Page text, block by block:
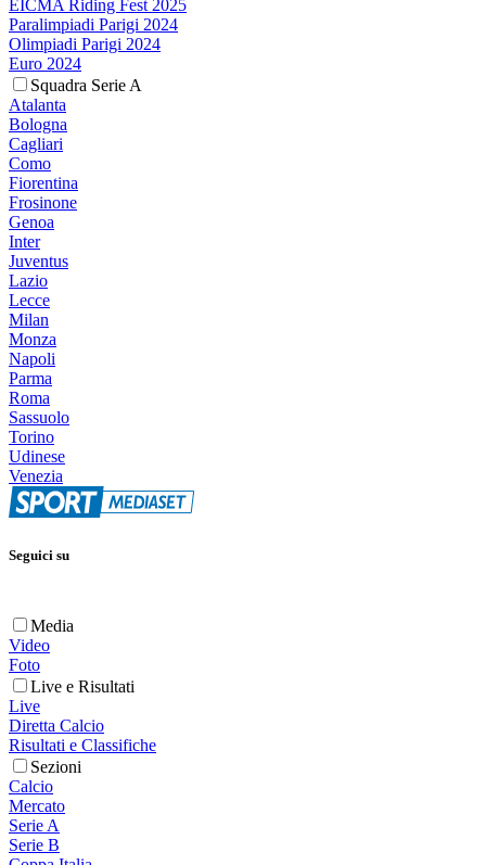
EICMA Riding Fest 2025
Paralimpiadi Parigi 2024
Olimpiadi Parigi 2024
Euro 2024
Squadra Serie A
Atalanta
Bologna
Cagliari
Como
Fiorentina
Frosinone
Genoa
Inter
Juventus
Lazio
Lecce
Milan
Monza
Napoli
Parma
Roma
Sassuolo
Torino
Udinese
Venezia
Seguici su
Media
Video
Foto
Live e Risultati
Live
Diretta Calcio
Risultati e Classifiche
Sezioni
Calcio
Mercato
Serie A
Serie B